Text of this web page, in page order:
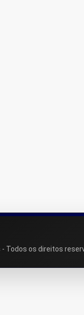
Todos os direitos